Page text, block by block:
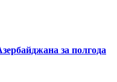
за полгода